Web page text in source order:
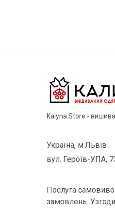
Kalyna Store -
Україна, м.Львів
вул. Героїв-УПА,
Послуга
замовлень.